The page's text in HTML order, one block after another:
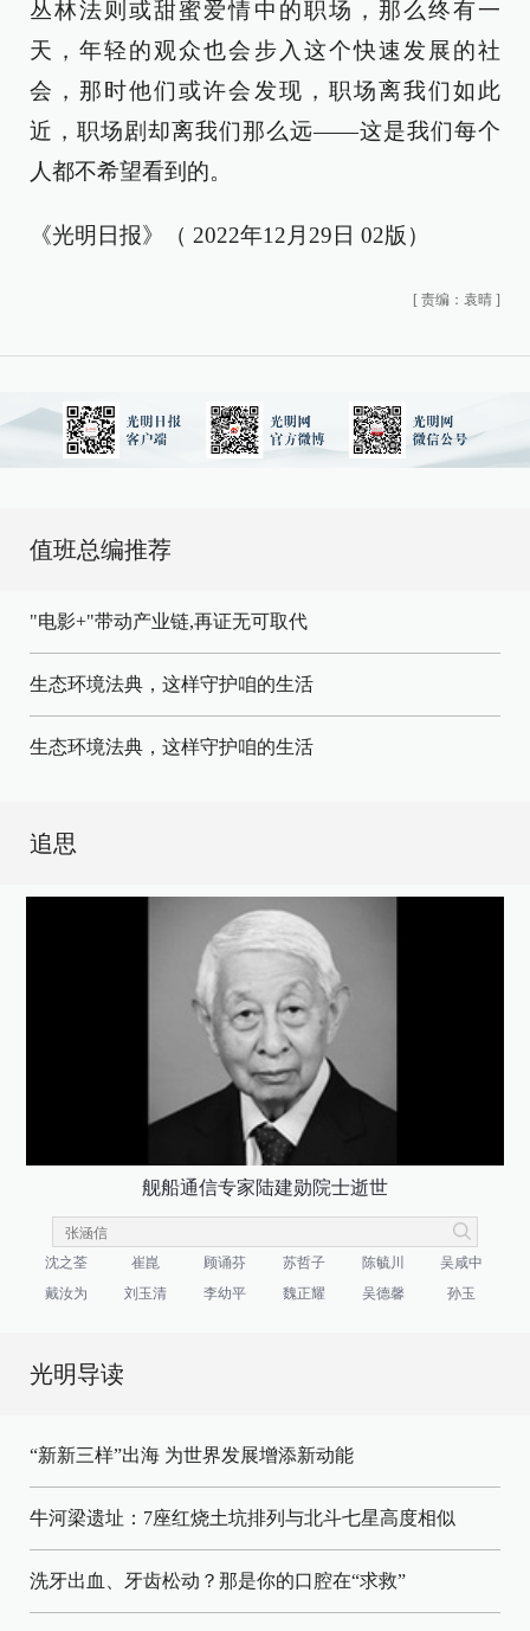
丛林法则或甜蜜爱情中的职场，那么终有一
天，年轻的观众也会步入这个快速发展的社
会，那时他们或许会发现，职场离我们如此
近，职场剧却离我们那么远——这是我们每个
人都不希望看到的。
《光明日报》（ 2022年12月29日 02版）
[ 责编：袁晴 ]
值班总编推荐
"电影+"带动产业链,再证无可取代
生态环境法典，这样守护咱的生活
生态环境法典，这样守护咱的生活
追思
舰船通信专家陆建勋院士逝世
沈之荃 崔崑 顾诵芬 苏哲子 陈毓川
吴咸中
戴汝为
刘玉清 李幼平 魏正耀 吴德馨 孙玉
光明导读
“新新三样”出海 为世界发展增添新动能
牛河梁遗址：7座红烧土坑排列与北斗七星高度相似
洗牙出血、牙齿松动？那是你的口腔在“求救”